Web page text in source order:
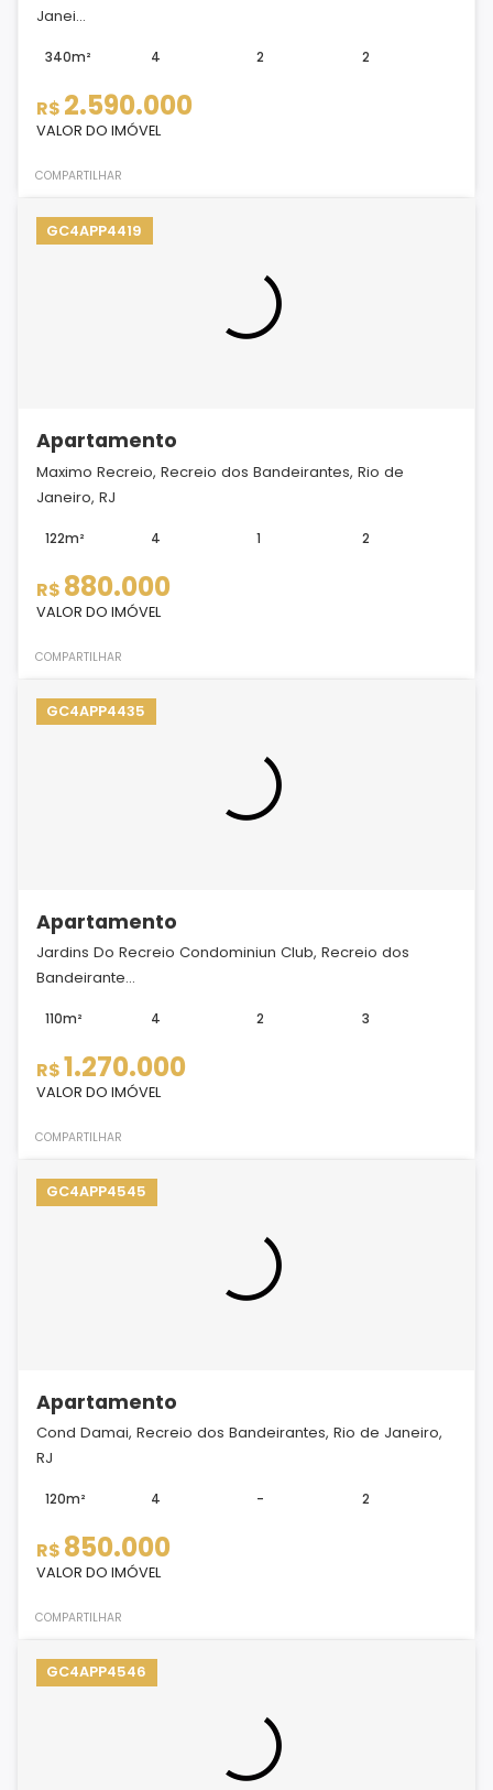
Janei...
340m² 4 2 2
R$ 2.590.000
VALOR DO IMÓVEL
COMPARTILHAR
GC4APP4419
Apartamento
Maximo Recreio, Recreio dos Bandeirantes, Rio de
Janeiro, RJ
122m² 4 1 2
R$ 880.000
VALOR DO IMÓVEL
COMPARTILHAR
GC4APP4435
Apartamento
Jardins Do Recreio Condominiun Club, Recreio dos
Bandeirante...
110m² 4 2 3
R$1.270.000
VALOR DO IMÓVEL
COMPARTILHAR
GC4APP4545
Apartamento
Cond Damai, Recreio dos Bandeirantes, Rio de Janeiro,
RJ
120m² 4 - 2
R$ 850.000
VALOR DO IMÓVEL
COMPARTILHAR
GC4APP4546